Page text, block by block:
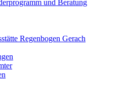
und Beratung
Regenbogen Gerach